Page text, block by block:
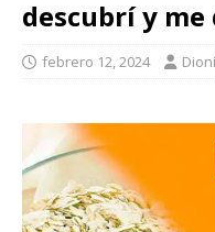
descubrí y
febrero 12, 2024